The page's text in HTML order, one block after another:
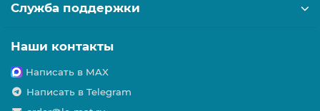
Служба поддержки
Наши контакты
Написать в MAX
Написать в Telegram